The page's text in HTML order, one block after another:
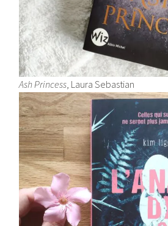
Ash Princess, Laura Sebastian